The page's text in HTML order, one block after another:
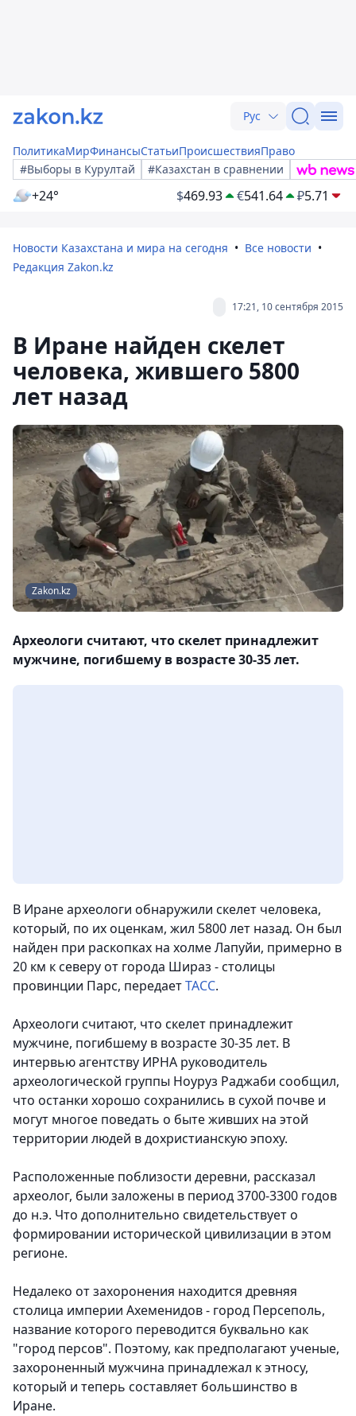
Рус
ПолитикаМирФинансыСтатьиПроисшествияПраво
#Выборы в Курултай
#Казахстан в сравнении
+24° $469.93 €541.64 ₽5.71
Новости Казахстана и мира на сегодня
Все новости
Редакция Zakon.kz
17:21, 10 сентября 2015
В Иране найден скелет
человека, жившего 5800
лет назад
Zakon.kz
Археологи считают, что скелет принадлежит
мужчине, погибшему в возрасте 30-35 лет.
В Иране археологи обнаружили скелет человека,
который, по их оценкам, жил 5800 лет назад. Он был
найден при раскопках на холме Лапуйи, примерно в
20 км к северу от города Шираз - столицы
провинции Парс, передаетТАСС.
Археологи считают, что скелет принадлежит
мужчине, погибшему в возрасте 30-35 лет. В
интервью агентству ИРНА руководитель
археологической группы Ноуруз Раджаби сообщил,
что останки хорошо сохранились в сухой почве и
могут многое поведать о быте живших на этой
территории людей в дохристианскую эпоху.
Расположенные поблизости деревни, рассказал
археолог, были заложены в период 3700-3300 годов
до н.э. Что дополнительно свидетельствует о
формировании исторической цивилизации в этом
регионе.
Недалеко от захоронения находится древняя
столица империи Ахеменидов - город Персеполь,
название которого переводится буквально как
"город персов". Поэтому, как предполагают ученые,
захороненный мужчина принадлежал к этносу,
который и теперь составляет большинство в
Иране.